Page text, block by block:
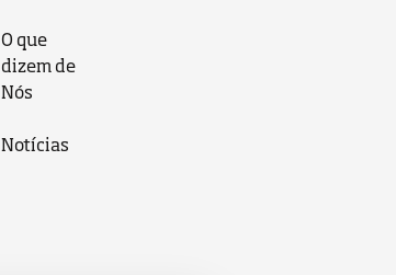
O que
dizem de
Nós
Notícias